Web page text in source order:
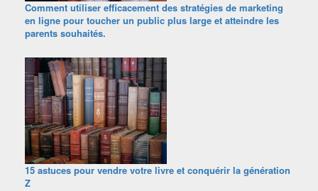
Comment utiliser efficacement des stratégies de marketing
en ligne pour toucher un public plus large et atteindre les
parents souhaités.
15 astuces pour vendre votre livre et conquérir la génération
Z